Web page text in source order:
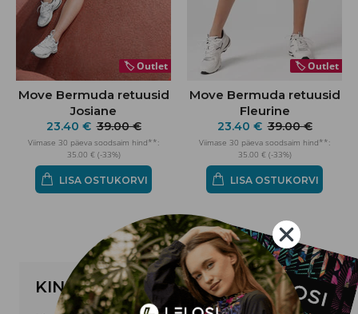
🏷️Outlet
Move Bermuda retuusid
Josiane
23.40 € 39.00 €
Viimase 30 päeva soodsaim hind**:
35.00 € (-33%)
LISA OSTUKORVI
🏷️Outlet
Move Bermuda retuusid
Fleurine
23.40 € 39.00 €
Viimase 30 päeva soodsaim hind**:
35.00 € (-33%)
LISA OSTUKORVI
KINKEKAART